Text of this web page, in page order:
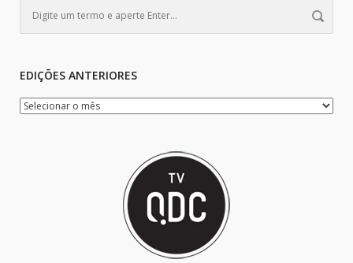
EDIÇÕES ANTERIORES